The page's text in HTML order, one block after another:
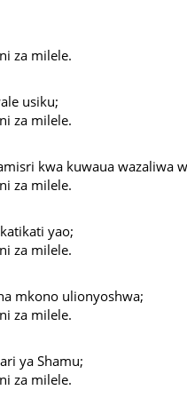
za milele.
usiku;
za milele.
kwa kuwaua wazaliwa
za milele.
yao;
za milele.
mkono ulionyoshwa;
za milele.
ya Shamu;
za milele.